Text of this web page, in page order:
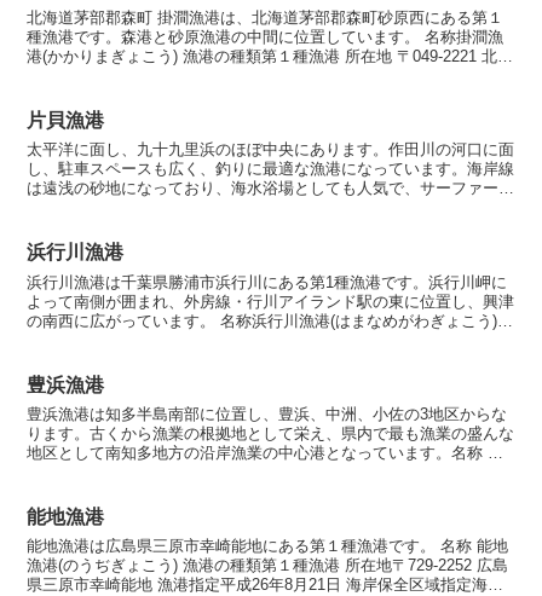
北海道茅部郡森町 掛澗漁港は、北海道茅部郡森町砂原西にある第１
種漁港です。森港と砂原漁港の中間に位置しています。 名称掛澗漁
港(かかりまぎょこう) 漁港の種類第１種漁港 所在地 〒049-2221 北海
片貝漁港
太平洋に面し、九十九里浜のほぼ中央にあります。作田川の河口に面
し、駐車スペースも広く、釣りに最適な漁港になっています。海岸線
は遠浅の砂地になっており、海水浴場としても人気で、サーファーも
浜行川漁港
浜行川漁港は千葉県勝浦市浜行川にある第1種漁港です。浜行川岬に
よって南側が囲まれ、外房線・行川アイランド駅の東に位置し、興津
の南西に広がっています。 名称浜行川漁港(はまなめがわぎょこう)
豊浜漁港
豊浜漁港は知多半島南部に位置し、豊浜、中洲、小佐の3地区からな
ります。古くから漁業の根拠地として栄え、県内で最も漁業の盛んな
地区として南知多地方の沿岸漁業の中心港となっています。名称 豊
能地漁港
能地漁港は広島県三原市幸崎能地にある第１種漁港です。 名称 能地
漁港(のうぢぎょこう) 漁港の種類第１種漁港 所在地〒729-2252 広島
県三原市幸崎能地 漁港指定平成26年8月21日 海岸保全区域指定海岸